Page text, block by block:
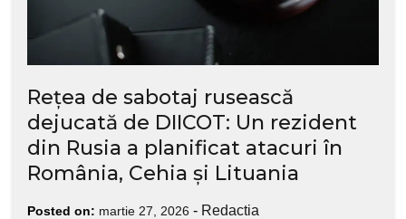
Rețea de sabotaj rusească
dejucată de DIICOT: Un rezident
din Rusia a planificat atacuri în
România, Cehia și Lituania
Posted on: martie 27, 2026 - Redactia